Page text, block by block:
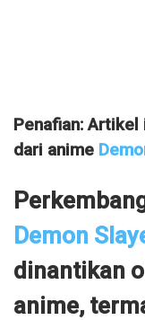
Penafian:
dari anime
Demon
dinantikan
anime,